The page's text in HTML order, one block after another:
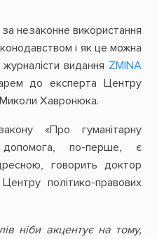
незаконне використання
і як це можна
видання ZMINA
до експерта Центру
Хавронюка.
«Про гуманітарну
допомога, по-перше, є
говорить доктор
політико-правових
ніби акцентує на тому,